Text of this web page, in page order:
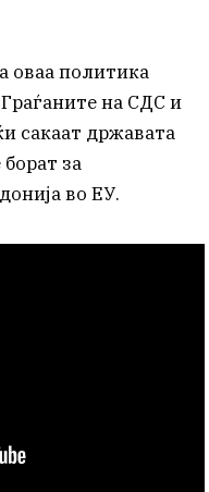
оваа политика
на СДС и
сакаат државата
за
во ЕУ.